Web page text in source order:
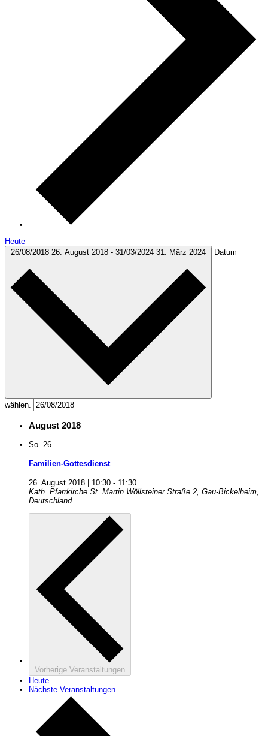
Heute
26/08/2018 26. August 2018 - 31/03/2024 31. März 2024 Datum
wählen.
August 2018
So. 26
Familien-Gottesdienst
26. August 2018 | 10:30 - 11:30
Kath. Pfarrkirche St. Martin Wöllsteiner Straße 2, Gau-Bickelheim,
Deutschland
Vorherige Veranstaltungen
Heute
Nächste Veranstaltungen